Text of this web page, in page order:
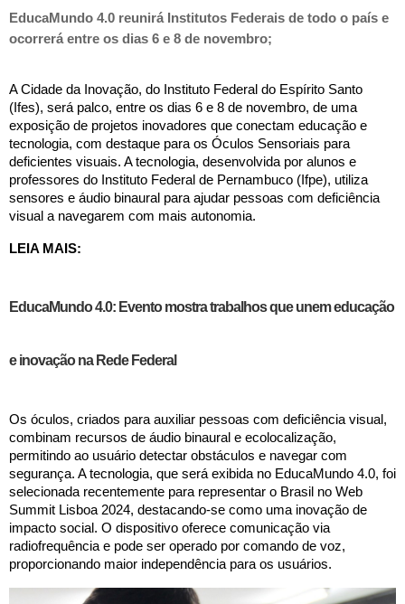
EducaMundo 4.0 reunirá Institutos Federais de todo o país e
ocorrerá entre os dias 6 e 8 de novembro;
A Cidade da Inovação, do Instituto Federal do Espírito Santo
(Ifes), será palco, entre os dias 6 e 8 de novembro, de uma
exposição de projetos inovadores que conectam educação e
tecnologia, com destaque para os Óculos Sensoriais para
deficientes visuais. A tecnologia, desenvolvida por alunos e
professores do Instituto Federal de Pernambuco (Ifpe), utiliza
sensores e áudio binaural para ajudar pessoas com deficiência
visual a navegarem com mais autonomia.
LEIA MAIS:
EducaMundo 4.0: Evento mostra trabalhos que unem educação
e inovação na Rede Federal
Os óculos, criados para auxiliar pessoas com deficiência visual,
combinam recursos de áudio binaural e ecolocalização,
permitindo ao usuário detectar obstáculos e navegar com
segurança. A tecnologia, que será exibida no EducaMundo 4.0, foi
selecionada recentemente para representar o Brasil no Web
Summit Lisboa 2024, destacando-se como uma inovação de
impacto social. O dispositivo oferece comunicação via
radiofrequência e pode ser operado por comando de voz,
proporcionando maior independência para os usuários.